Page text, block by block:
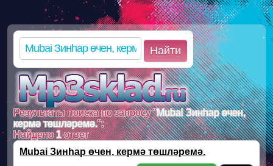
Найти
Результаты поиска по запросу "Mubai Зинһар өчен,
кермә төшләремә.":
Найдено1ответ
Mubai Зинһар өчен, кермә төшләремә.